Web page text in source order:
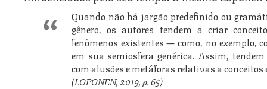
Quando não há jargão predefinido ou
gênero, os autores tendem a criar
fenômenos existentes — como, no exemplo,
em sua semiosfera genérica. Assim,
com alusões e metáforas relativas a conceitos
(LOPONEN, 2019, p. 65)